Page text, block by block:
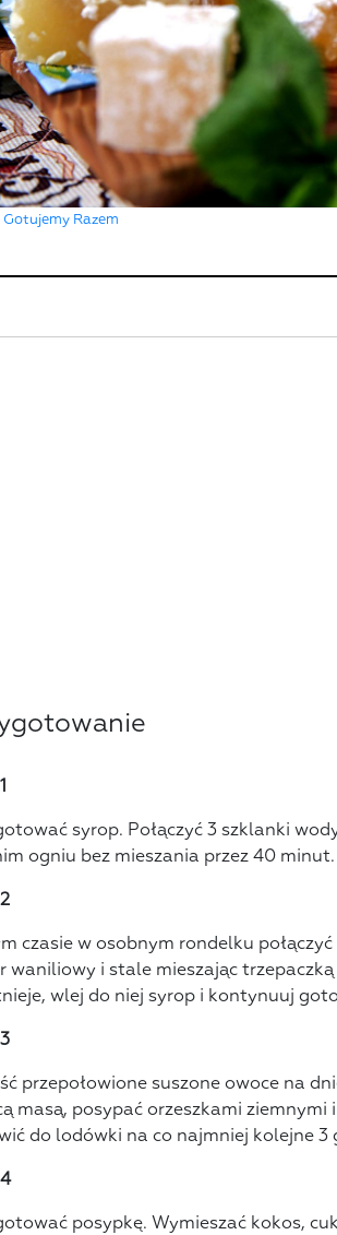
Gotujemy Razem
syrop. Połączyć 3 szklanki
ogniu bez mieszania przez 40 minut.
czasie w osobnym rondelku
waniliowy i stale mieszając
wlej do niej syrop i kontynuuj
przepołowione suszone owoce na
masą, posypać orzeszkami
do lodówki na co najmniej kolejne 3
posypkę. Wymieszać kokos,